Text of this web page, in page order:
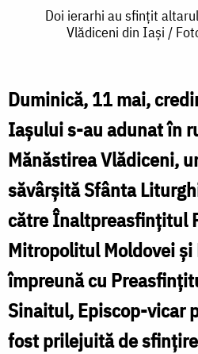
Doi
ierarhi
sfințit
altarul
de
vară
al
Mănăstirii
Vlădiceni
din
Iași
/
Doi ierarhi au sfințit
Vlădiceni din Iași /
Duminică, 11 mai,
Iașului s-au adunat în
Mănăstirea Vlădiceni,
săvârșită Sfânta
către Înaltpreasfințitul
Mitropolitul Moldovei și
împreună cu
Sinaitul, Episcop-vicar
fost prilejuită de